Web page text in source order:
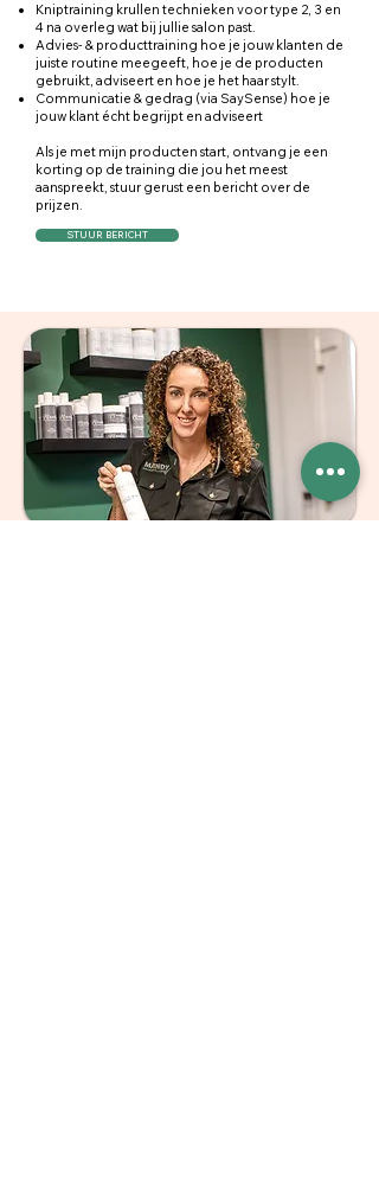
Kniptraining krullen technieken voor type 2, 3 en
4 na overleg wat bij jullie salon past.
Advies- & producttraining hoe je jouw klanten de
juiste routine meegeeft, hoe je de producten
gebruikt, adviseert en hoe je het haar stylt.
Communicatie & gedrag (via SaySense) hoe je
jouw klant écht begrijpt en adviseert
Als je met mijn producten start, ontvang je een
korting op de training die jou het meest
aanspreekt, stuur gerust een bericht over de
prijzen.
STUUR BERICHT